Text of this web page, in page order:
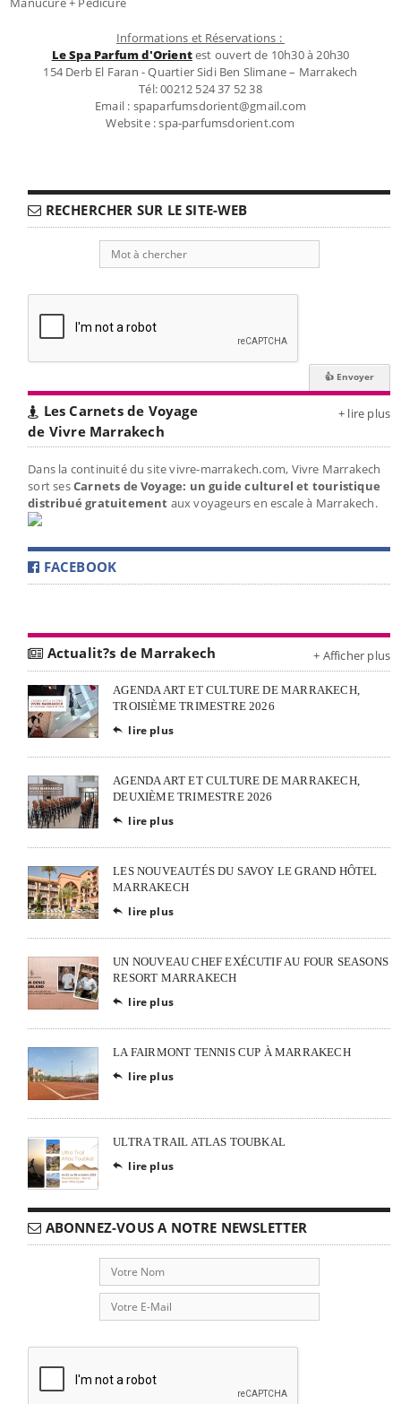
Informations et Réservations :
Le Spa Parfum d'Orientest ouvert de 10h30 à 20h30
154 Derb El Faran - Quartier Sidi Ben Slimane – Marrakech
Tél: 00212 524 37 52 38
Email : spaparfumsdorient@gmail.com
Website : spa-parfumsdorient.com
RECHERCHER SUR LE SITE-WEB
Les Carnets de Voyage
de Vivre Marrakech
+ lire plus
Dans la continuité du site vivre-marrakech.com, Vivre Marrakech
sort sesCarnets de Voyage: un guide culturel et touristique
distribué gratuitement aux voyageurs en escale à Marrakech.
FACEBOOK
Actualit?s de Marrakech + Afficher plus
AGENDA ART ET CULTURE DE MARRAKECH,
TROISIÈME TRIMESTRE 2026
 lire plus
AGENDA ART ET CULTURE DE MARRAKECH,
DEUXIÈME TRIMESTRE 2026
 lire plus
LES NOUVEAUTÉS DU SAVOY LE GRAND HÔTEL
MARRAKECH
 lire plus
UN NOUVEAU CHEF EXÉCUTIF AU FOUR SEASONS
RESORT MARRAKECH
 lire plus
LA FAIRMONT TENNIS CUP À MARRAKECH
 lire plus
ULTRA TRAIL ATLAS TOUBKAL
 lire plus
ABONNEZ-VOUS A NOTRE NEWSLETTER